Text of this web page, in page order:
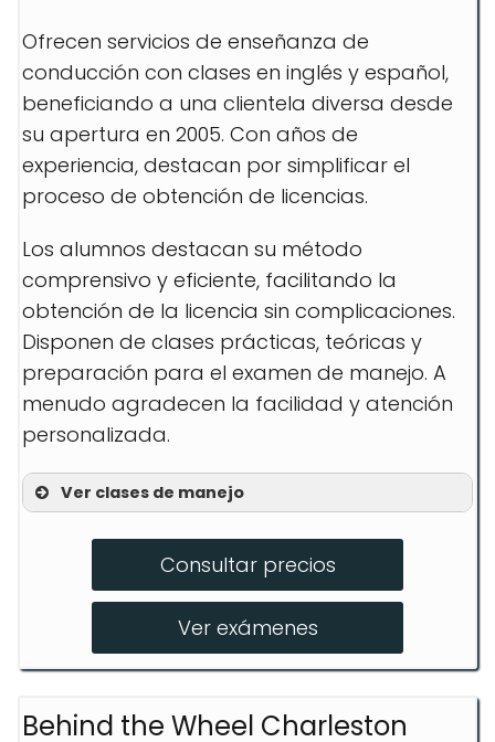
Ofrecen servicios de enseñanza de
conducción con clases en inglés y español,
beneficiando a una clientela diversa desde
su apertura en 2005. Con años de
experiencia, destacan por simplificar el
proceso de obtención de licencias.
Los alumnos destacan su método
comprensivo y eficiente, facilitando la
obtención de la licencia sin complicaciones.
Disponen de clases prácticas, teóricas y
preparación para el examen de manejo. A
menudo agradecen la facilidad y atención
personalizada.
Ver clases de manejo
Preparación para el examen del DMV
Clases teóricas completas
Consultar precios
Ver exámenes
Behind the Wheel Charleston